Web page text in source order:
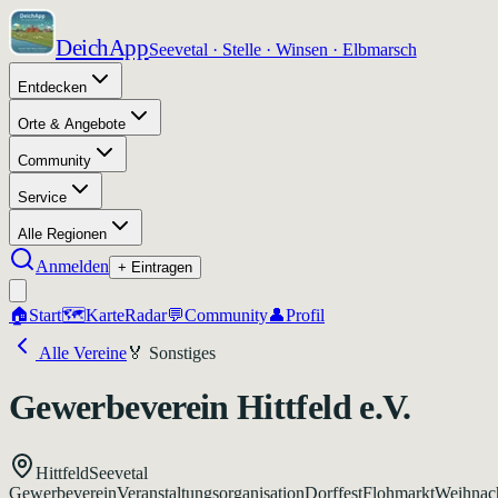
DeichAppSeevetal · Stelle · Winsen · Elbmarsch
Entdecken
Orte & Angebote
Community
Service
Alle Regionen
Anmelden + Eintragen
🏠Start🗺️KarteRadar💬Community👤Profil
Alle Vereine🏅 Sonstiges
Gewerbeverein Hittfeld e.V.
HittfeldSeevetal
GewerbevereinVeranstaltungsorganisationDorffestFlohmarkt